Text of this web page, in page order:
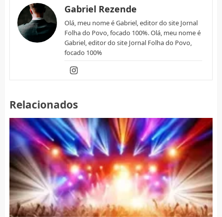
Gabriel Rezende
Olá, meu nome é Gabriel, editor do site Jornal
Folha do Povo, focado 100%. Olá, meu nome é
Gabriel, editor do site Jornal Folha do Povo,
focado 100%
Relacionados